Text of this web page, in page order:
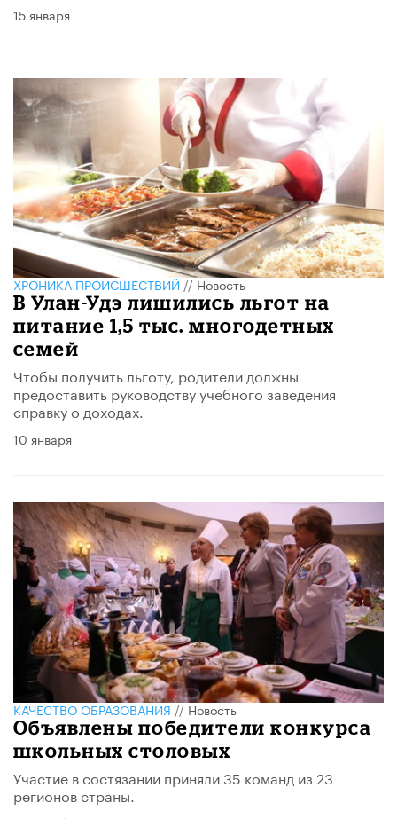
15 января
ХРОНИКА ПРОИСШЕСТВИЙ//Новость
В Улан-Удэ лишились льгот на
питание 1,5 тыс. многодетных
семей
Чтобы получить льготу, родители должны
предоставить руководству учебного заведения
справку о доходах.
10 января
КАЧЕСТВО ОБРАЗОВАНИЯ//Новость
Объявлены победители конкурса
школьных столовых
Участие в состязании приняли 35 команд из 23
регионов страны.